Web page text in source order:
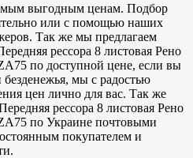
выгодным ценам. Подбор
или с помощью наших
Так же мы предлагаем
рессора 8 листовая Рено
по доступной цене, если вы
безденежья, мы с радостью
цен лично для вас. Так же
рессора 8 листовая Рено
по Украине почтовыми
покупателем и